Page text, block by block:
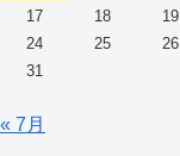
17
18 19
24
25 26
31
« 7月